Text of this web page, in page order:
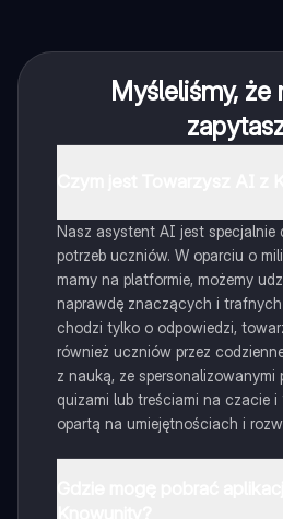
Myśleliśmy, że
Nasz asystent AI jest specjalnie
potrzeb uczniów. W oparciu o
mamy na platformie, możemy
naprawdę znaczących i
chodzi tylko o odpowiedzi,
również uczniów przez
z nauką, ze spersonalizowanymi
quizami lub treściami na czacie i
opartą na umiejętnościach i